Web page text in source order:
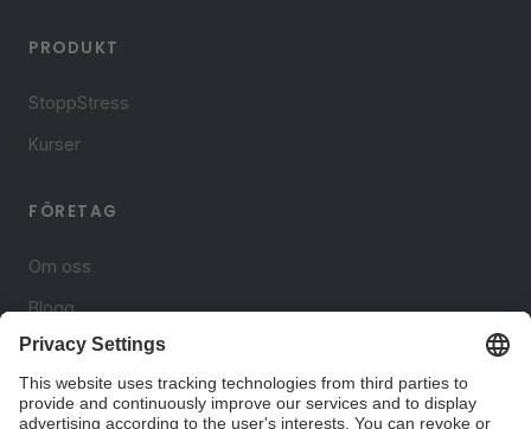
PRODUKT
StoppStress
Kurser
FÖRETAG
Om oss
Blogg
Kontakt
JURIDISK